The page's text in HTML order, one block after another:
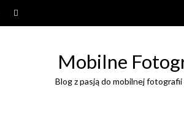
Mobilne
Blog z pasją do mobilnej